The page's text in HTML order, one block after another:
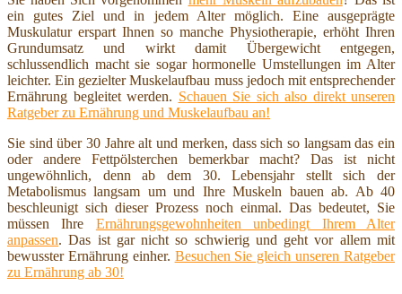
ein gutes Ziel und in jedem Alter möglich. Eine ausgeprägte
Muskulatur erspart Ihnen so manche Physiotherapie, erhöht Ihren
Grundumsatz und wirkt damit Übergewicht entgegen,
schlussendlich macht sie sogar hormonelle Umstellungen im Alter
leichter. Ein gezielter Muskelaufbau muss jedoch mit entsprechender
Ernährung begleitet werden. Schauen Sie sich also direkt unseren
Ratgeber zu Ernährung und Muskelaufbau an!
Sie sind über 30 Jahre alt und merken, dass sich so langsam das ein
oder andere Fettpölsterchen bemerkbar macht? Das ist nicht
ungewöhnlich, denn ab dem 30. Lebensjahr stellt sich der
Metabolismus langsam um und Ihre Muskeln bauen ab. Ab 40
beschleunigt sich dieser Prozess noch einmal. Das bedeutet, Sie
müssen Ihre Ernährungsgewohnheiten unbedingt Ihrem Alter
anpassen. Das ist gar nicht so schwierig und geht vor allem mit
bewusster Ernährung einher. Besuchen Sie gleich unseren Ratgeber
zu Ernährung ab 30!